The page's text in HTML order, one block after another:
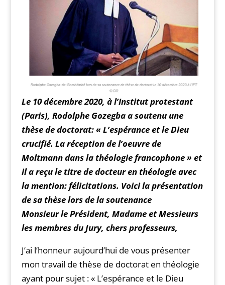
Le 10 décembre 2020, à l’Institut protestant
(Paris), Rodolphe Gozegba a soutenu une
thèse de doctorat: « L’espérance et le Dieu
crucifié. La réception de l’oeuvre de
Moltmann dans la théologie francophone » et
il a reçu le titre de docteur en théologie avec
la mention: félicitations. Voici la présentation
de sa thèse lors de la soutenance
Monsieur le Président, Madame et Messieurs
les membres du Jury, chers professeurs,
J’ai l’honneur aujourd’hui de vous présenter
mon travail de thèse de doctorat en théologie
ayant pour sujet : « L’espérance et le Dieu